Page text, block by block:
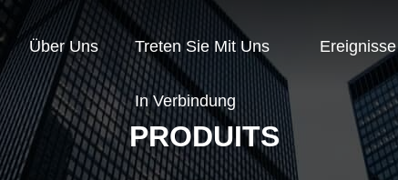
Über Uns Treten Sie Mit Uns
In Verbindung
Ereignisse
PRODUITS